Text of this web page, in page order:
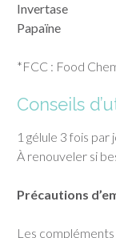
Invertase
Papaïne
*FCC : Food
Conseils
1 gélule 3 fois
À renouveler si
Précautions
Les